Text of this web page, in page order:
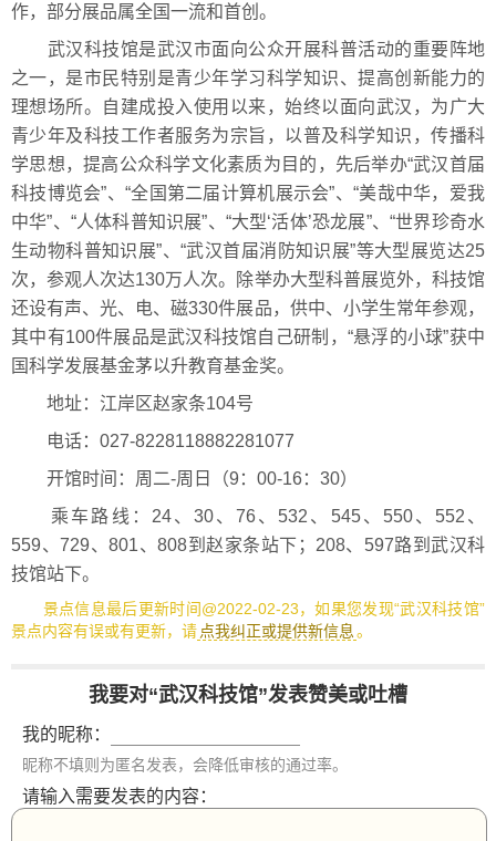
作，部分展品属全国一流和首创。
武汉科技馆是武汉市面向公众开展科普活动的重要阵地
之一，是市民特别是青少年学习科学知识、提高创新能力的
理想场所。自建成投入使用以来，始终以面向武汉，为广大
青少年及科技工作者服务为宗旨，以普及科学知识，传播科
学思想，提高公众科学文化素质为目的，先后举办“武汉首届
科技博览会”、“全国第二届计算机展示会”、“美哉中华，爱我
中华”、“人体科普知识展”、“大型‘活体’恐龙展”、“世界珍奇水
生动物科普知识展”、“武汉首届消防知识展”等大型展览达25
次，参观人次达130万人次。除举办大型科普展览外，科技馆
还设有声、光、电、磁330件展品，供中、小学生常年参观，
其中有100件展品是武汉科技馆自己研制，“悬浮的小球”获中
国科学发展基金茅以升教育基金奖。
地址：江岸区赵家条104号
电话：027-8228118882281077
开馆时间：周二-周日（9：00-16：30）
乘车路线：24、30、76、532、545、550、552、
559、729、801、808到赵家条站下；208、597路到武汉科
技馆站下。
景点信息最后更新时间@2022-02-23，如果您发现“武汉科技馆”
景点内容有误或有更新，请 点我纠正或提供新信息。
我要对“武汉科技馆”发表赞美或吐槽
我的昵称：
昵称不填则为匿名发表，会降低审核的通过率。
请输入需要发表的内容：